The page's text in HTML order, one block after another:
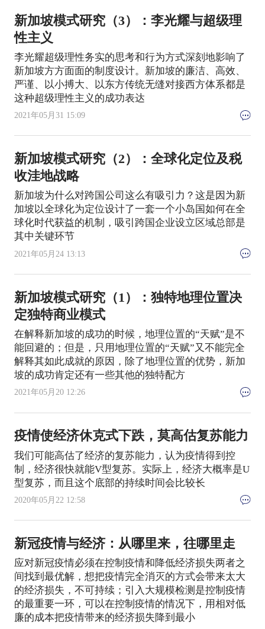
新加坡模式研究（3）：李光耀与超级理
性主义
李光耀超级理性务实的思考和行为方式深刻地影响了
新加坡方方面面的制度设计。新加坡的廉洁、高效、
严谨、以小搏大、以东方传统无缝对接西方体系都是
这种超级理性主义的成功表达
2021年05月31 15:09
新加坡模式研究（2）：全球化定位及税
收洼地战略
新加坡为什么对跨国公司这么有吸引力？这是因为新
加坡以全球化为定位设计了一套一个小岛国如何在全
球化时代获益的机制，吸引跨国企业设立区域总部是
其中关键环节
2021年05月24 13:13
新加坡模式研究（1）：独特地理位置决
定独特商业模式
在解释新加坡的成功的时候，地理位置的“天赋”是不
能回避的；但是，只用地理位置的“天赋”又不能完全
解释其如此成就的原因，除了地理位置的优势，新加
坡的成功肯定还有一些其他的独特配方
2021年05月20 12:26
疫情使经济休克式下跌，莫高估复苏能力
我们可能高估了经济的复苏能力，认为疫情得到控
制，经济很快就能V型复苏。实际上，经济大概率是U
型复苏，而且这个底部的持续时间会比较长
2020年05月22 12:58
新冠疫情与经济：从哪里来，往哪里走
应对新冠疫情必须在控制疫情和降低经济损失两者之
间找到最优解，想把疫情完全消灭的方式会带来太大
的经济损失，不可持续；引入大规模检测是控制疫情
的最重要一环，可以在控制疫情的情况下，用相对低
廉的成本把疫情带来的经济损失降到最小